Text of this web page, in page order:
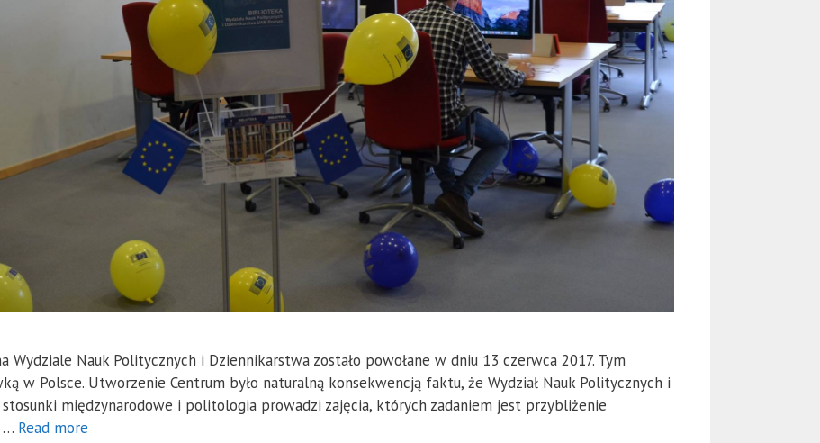
Wydziale Nauk Politycznych i Dziennikarstwa zostało powołane w dniu 13 czerwca 2017. Tym
w Polsce. Utworzenie Centrum było naturalną konsekwencją faktu, że Wydział Nauk Politycznych i
międzynarodowe i politologia prowadzi zajęcia, których zadaniem jest przybliżenie
… Read more